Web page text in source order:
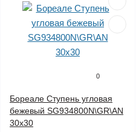
0
Бореале Ступень угловая
бежевый SG934800N\GR\AN
30х30